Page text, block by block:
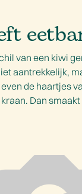
van een kiwi
aantrekkelijk,
de haartjes
Dan